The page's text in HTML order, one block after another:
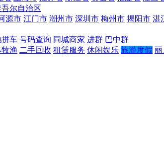
尔自治区
源市 江门市 潮州市 深圳市 梅州市 揭阳市 湛
车 号码查询 同城商家 进群 巴中群
渔 二手回收 租赁服务 休闲娱乐 旅游度假 丽